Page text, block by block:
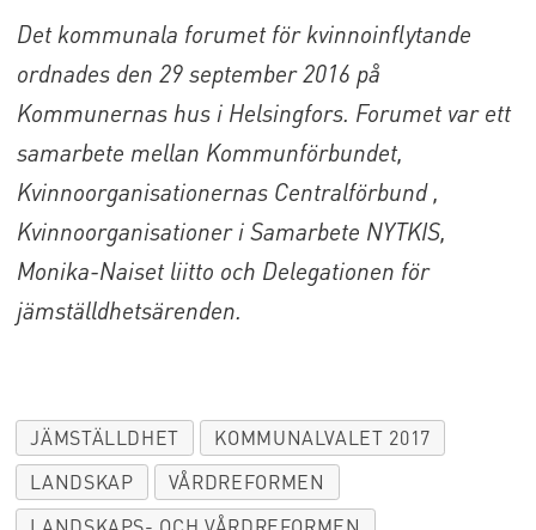
Det kommunala forumet för kvinnoinflytande
ordnades den 29 september 2016 på
Kommunernas hus i Helsingfors. Forumet var ett
samarbete mellan Kommunförbundet,
Kvinnoorganisationernas Centralförbund ,
Kvinnoorganisationer i Samarbete NYTKIS,
Monika-Naiset liitto och Delegationen för
jämställdhetsärenden.
JÄMSTÄLLDHET
KOMMUNALVALET 2017
LANDSKAP
VÅRDREFORMEN